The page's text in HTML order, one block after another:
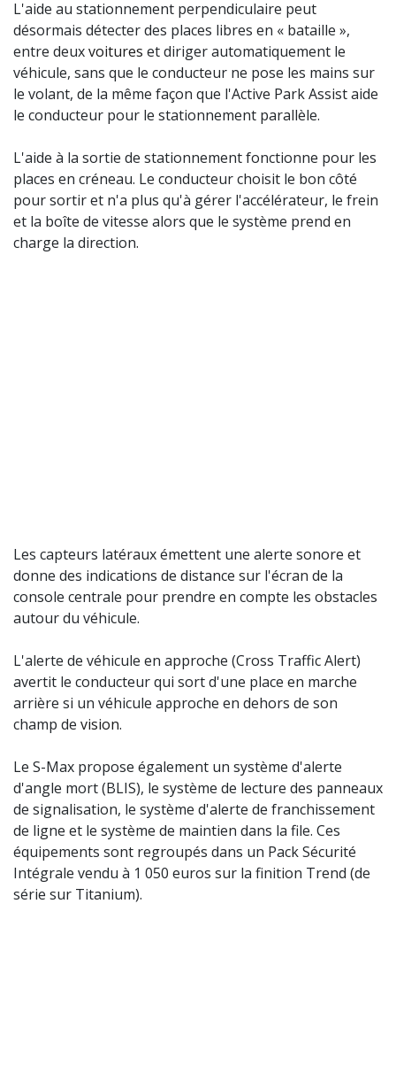
L'aide au stationnement perpendiculaire peut
désormais détecter des places libres en « bataille »,
entre deuxvoitures et diriger automatiquement le
véhicule, sans que le conducteur ne pose les mains sur
le volant, de la même façon que l'Active Park Assist aide
le conducteur pour le stationnement parallèle.
L'aide à la sortie de stationnement fonctionne pour les
places en créneau. Le conducteur choisit le bon côté
pour sortir et n'a plus qu'à gérer l'accélérateur, le frein
et la boîte de vitesse alors que le système prend en
charge la direction.
Les capteurs latéraux émettent une alerte sonore et
donne des indications de distance sur l'écran de la
console centrale pour prendre en compte les obstacles
autour du véhicule.
L'alerte de véhicule en approche (Cross Traffic Alert)
avertit le conducteur qui sort d'une place en marche
arrière si un véhicule approche en dehors de son
champ de vision.
Le S-Max propose également un système d'alerte
d'angle mort (BLIS), le système de lecture des panneaux
de signalisation, le système d'alerte de franchissement
de ligne et le système de maintien dans la file. Ces
équipements sont regroupés dans un Pack Sécurité
Intégrale vendu à 1 050 euros sur la finition Trend (de
série sur Titanium).